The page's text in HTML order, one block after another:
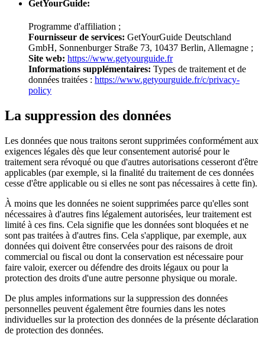
GetYourGuide:
Programme d'affiliation ;
Fournisseur de services: GetYourGuide Deutschland
GmbH, Sonnenburger Straße 73, 10437 Berlin, Allemagne ;
Site web: https://www.getyourguide.fr
Informations supplémentaires: Types de traitement et de
données traitées : https://www.getyourguide.fr/c/privacy-
policy
La suppression des données
Les données que nous traitons seront supprimées conformément aux
exigences légales dès que leur consentement autorisé pour le
traitement sera révoqué ou que d'autres autorisations cesseront d'être
applicables (par exemple, si la finalité du traitement de ces données
cesse d'être applicable ou si elles ne sont pas nécessaires à cette fin).
À moins que les données ne soient supprimées parce qu'elles sont
nécessaires à d'autres fins légalement autorisées, leur traitement est
limité à ces fins. Cela signifie que les données sont bloquées et ne
sont pas traitées à d'autres fins. Cela s'applique, par exemple, aux
données qui doivent être conservées pour des raisons de droit
commercial ou fiscal ou dont la conservation est nécessaire pour
faire valoir, exercer ou défendre des droits légaux ou pour la
protection des droits d'une autre personne physique ou morale.
De plus amples informations sur la suppression des données
personnelles peuvent également être fournies dans les notes
individuelles sur la protection des données de la présente déclaration
de protection des données.